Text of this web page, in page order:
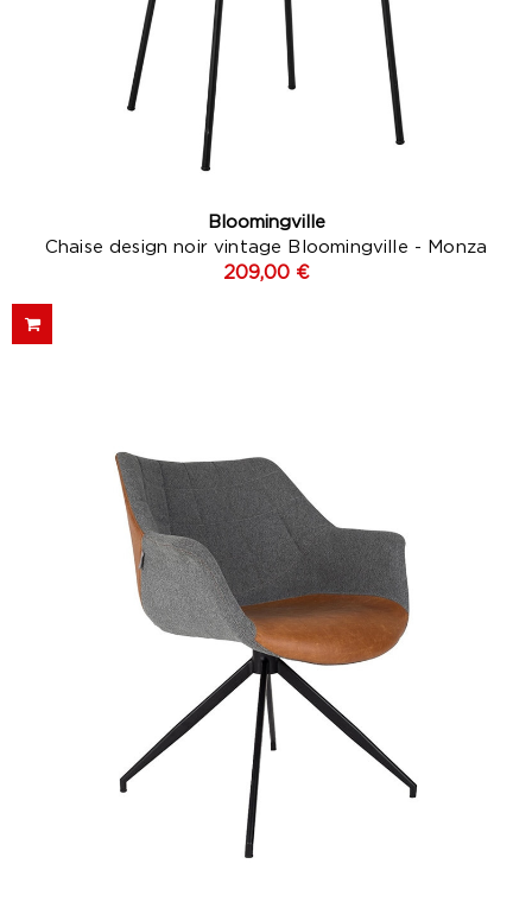
Bloomingville
Chaise design noir vintage Bloomingville - Monza
209,00 €